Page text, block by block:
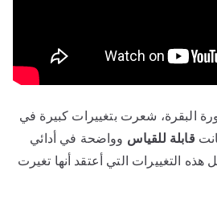
سورة البقرة، شعرت بتغييرات كبيرة في
قابلة للقياس وواضحة في أدائي
التغييرات التي أعتقد أنها تغيرت